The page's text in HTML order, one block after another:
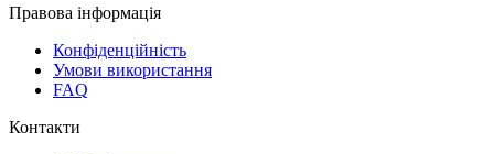
Правова інформація
Конфіденційність
Умови використання
FAQ
Контакти